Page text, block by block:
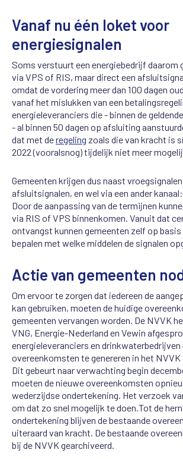
Vanaf nu één loketvoor
energiesignalen
Soms verstuurt een energiebedrijf daarom
via VPS of RIS, maar direct een
omdat de vordering meer dan 100 dagen
vanaf het mislukken van een
energieleveranciers die - binnen de
- al binnen 50 dagen op afsluiting aanstuurd
dat met deregeling zoals die van kracht is
2022 (vooralsnog) tijdelijk niet meer
Gemeenten krijgen dus naast vroegsignalen
afsluitsignalen, en wel via een ander kanaal:
Door de aanpassing van de termijnen
via RIS of VPS binnenkomen. Vanuit dat
ontvangst kunnen gemeenten zelf op basis
bepalen met welke middelen de signalen
Actie van gemeenten
Om ervoor te zorgen dat iedereen de
kan gebruiken, moeten de huidige
gemeenten vervangen worden. De NVVK
VNG, Energie-Nederland en Vewin
energieleveranciers en drinkwaterbedrijven
overeenkomsten te genereren in het NVVK
Dit gebeurt naar verwachting begin
moeten denieuweovereenkomsten
wederzijdse ondertekening. Het verzoek
om dat zo snel mogelijk te doen. Tot de
ondertekening blijven de bestaande
uiteraard van kracht. De bestaande
bij de NVVK gearchiveerd.